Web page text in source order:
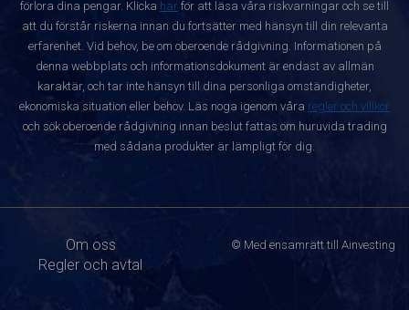
förlora dina pengar. Klicka här för att läsa våra riskvarningar och se till
att du förstår riskerna innan du fortsätter med hänsyn till din relevanta
erfarenhet. Vid behov, be om oberoende rådgivning. Informationen på
denna webbplats och informationsdokument är endast av allmän
karaktär, och tar inte hänsyn till dina personliga omständigheter,
ekonomiska situation eller behov. Läs noga igenom våra regler och villkor
och sök oberoende rådgivning innan beslut fattas om huruvida trading
med sådana produkter är lämpligt för dig.
Om oss
Regler och avtal
© Med ensamrätt till Ainvesting